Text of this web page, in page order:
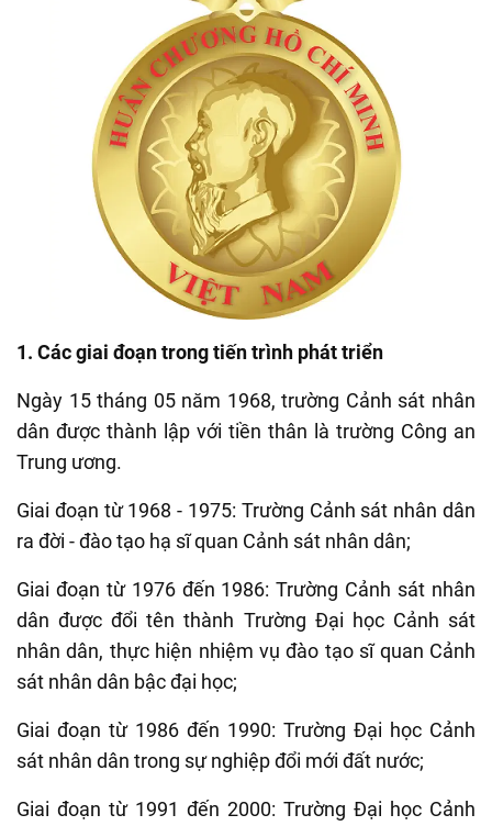
1. Các giai đoạn trong tiến trình phát triển
Ngày 15 tháng 05 năm 1968, trường Cảnh sát nhân
dân được thành lập với tiền thân là trường Công an
Trung ương.
Giai đoạn từ 1968 - 1975: Trường Cảnh sát nhân dân
ra đời - đào tạo hạ sĩ quan Cảnh sát nhân dân;
Giai đoạn từ 1976 đến 1986: Trường Cảnh sát nhân
dân được đổi tên thành Trường Đại học Cảnh sát
nhân dân, thực hiện nhiệm vụ đào tạo sĩ quan Cảnh
sát nhân dân bậc đại học;
Giai đoạn từ 1986 đến 1990: Trường Đại học Cảnh
sát nhân dân trong sự nghiệp đổi mới đất nước;
Giai đoạn từ 1991 đến 2000: Trường Đại học Cảnh